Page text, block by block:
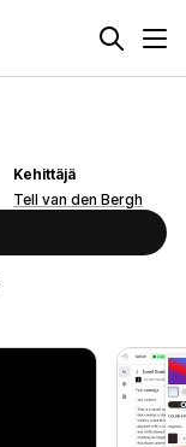
Kehittäjä
Tell van den Bergh